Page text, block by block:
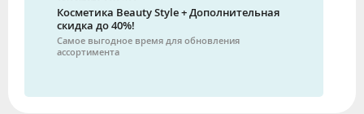
Косметика Beauty Style + Дополнительная
скидка до 40%!
Самое выгодное время для обновления
ассортимента